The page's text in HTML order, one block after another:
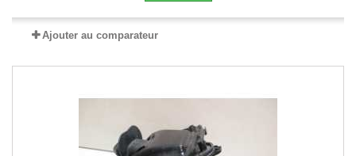
Ajouter au comparateur